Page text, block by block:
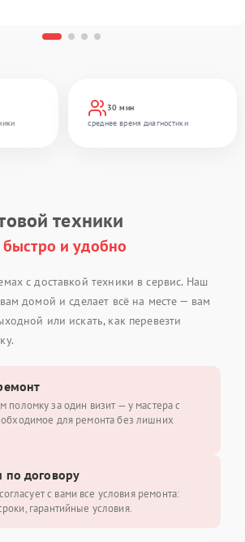
30 мин
среднее время диагностики
техники
и удобно
с доставкой техники в сервис. Наш
домой и сделает всё на месте — вам
или искать, как перевезти
поломку за один визит — у мастера с
для ремонта без лишних
по договору
с вами все условия ремонта:
гарантийные условия.